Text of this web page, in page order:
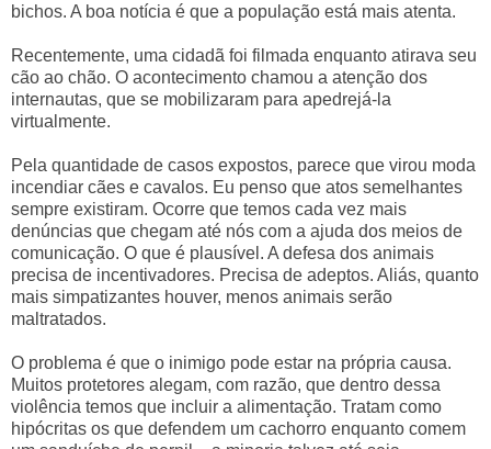
bichos. A boa notícia é que a população está mais atenta.
Recentemente, uma cidadã foi filmada enquanto atirava seu
cão ao chão. O acontecimento chamou a atenção dos
internautas, que se mobilizaram para apedrejá-la
virtualmente.
Pela quantidade de casos expostos, parece que virou moda
incendiar cães e cavalos. Eu penso que atos semelhantes
sempre existiram. Ocorre que temos cada vez mais
denúncias que chegam até nós com a ajuda dos meios de
comunicação. O que é plausível. A defesa dos animais
precisa de incentivadores. Precisa de adeptos. Aliás, quanto
mais simpatizantes houver, menos animais serão
maltratados.
O problema é que o inimigo pode estar na própria causa.
Muitos protetores alegam, com razão, que dentro dessa
violência temos que incluir a alimentação. Tratam como
hipócritas os que defendem um cachorro enquanto comem